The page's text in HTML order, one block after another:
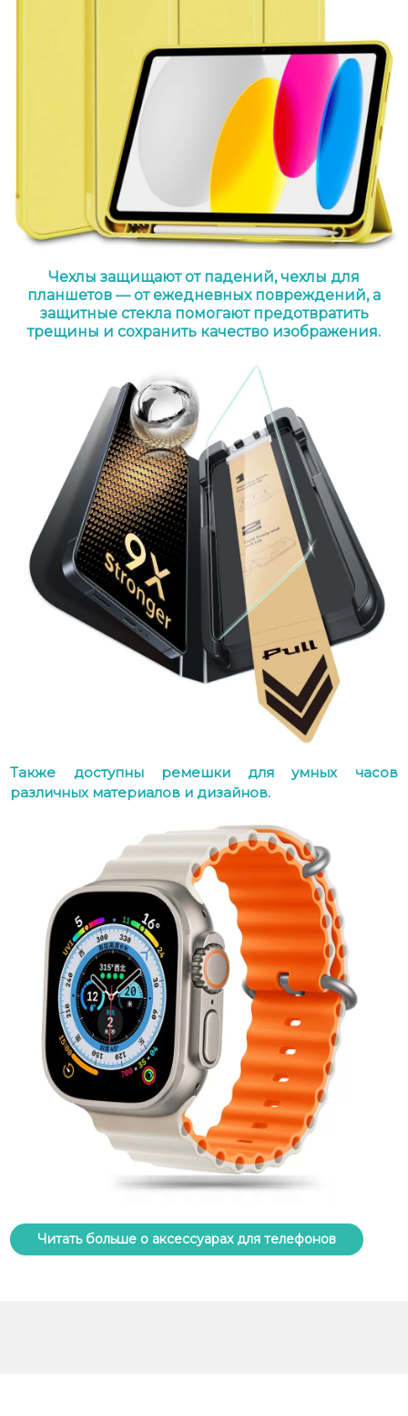
Чехлы защищают от падений, чехлы для
планшетов — от ежедневных повреждений, а
защитные стекла помогают предотвратить
трещины и сохранить качество изображения.
Также доступны ремешки для умных часов
различных материалов и дизайнов.
Читать больше о аксессуарах для телефонов